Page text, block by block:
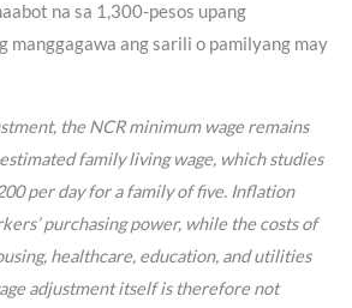
na sa 1,300-pesos upang
manggagawa ang sarili o pamilyang may
the NCR minimum wage remains
family living wage, which studies
per day for a family of five. Inflation
purchasing power, while the costs of
healthcare, education, and utilities
adjustment itself is therefore not